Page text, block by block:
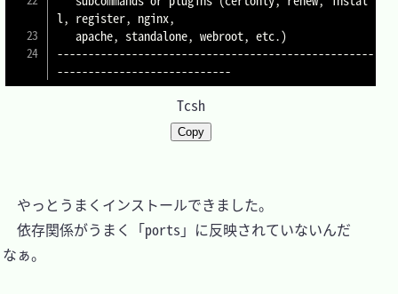
l, register, nginx,
   apache, standalone, webroot, etc.
)
---------------------------------------------------
Tcsh
Copy
やっとうまくインストールできました。
依存関係がうまく「ports」に反映されていないんだ
なぁ。